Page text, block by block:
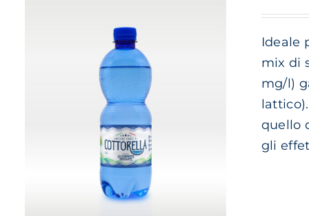
PRODOTTO
Ideale
mix di
mg/l)
quello
gli
SCEGLI QUESTO
PRODOTTO
HA
/ DETTAGLI